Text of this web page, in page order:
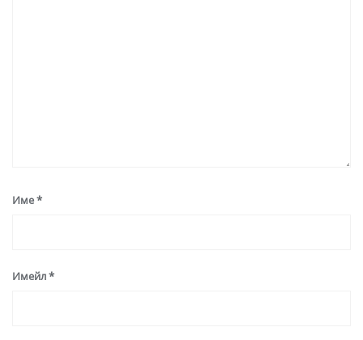
Име*
Имейл*